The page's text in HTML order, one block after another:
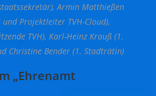
Armin Matthießen
und Projektleiter TVH-Cloud),
TVH), Karl-Heinz Krauß (1.
Christine Bender (1. Stadträtin)
„Ehrenamt